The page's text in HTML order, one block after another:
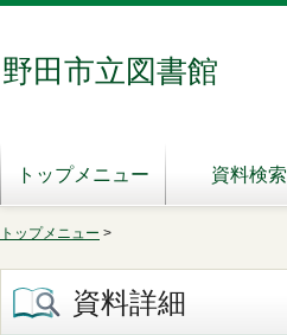
野田市立図書館
トップメニュー 資料検索
トップメニュー >
資料詳細